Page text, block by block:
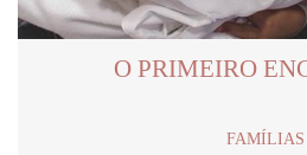
O PRIMEIRO
FAMÍLIAS